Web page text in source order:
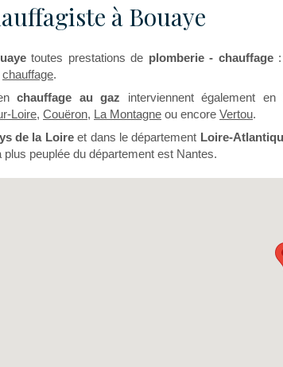
à Bouaye
toutes prestations de plomberie - chauffage:
chauffage.
chauffage au gaz interviennent également en
Loire, Couëron, La Montagne ou encore Vertou.
de la Loireet dans le département Loire-
plus peuplée du département est Nantes.